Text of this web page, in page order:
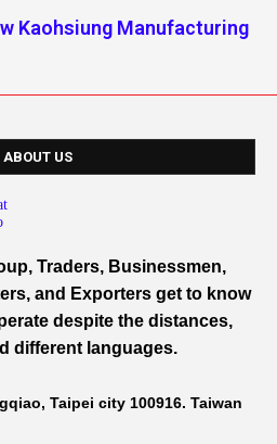
Kaohsiung Manufacturing
ABOUT US
Traders, Businessmen,
and Exporters get to know
despite the distances,
different languages.
Taipei city 100916. Taiwan